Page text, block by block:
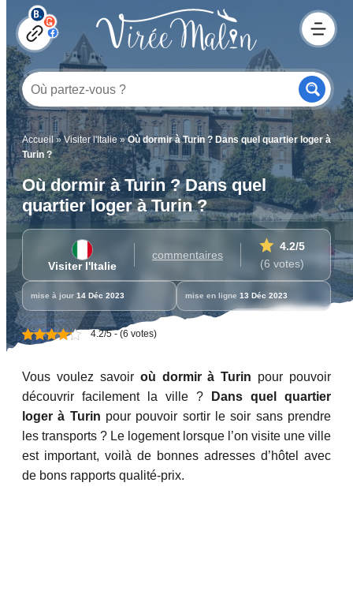
Accueil»Visiter l'Italie»Où dormir à Turin ? Dans quel quartier loger à
Turin ?
Où dormir à Turin ? Dans quel
quartier loger à Turin ?
Visiter l'Italie
commentaires
4.2/5
(6 votes)
mise à jour 14 Déc 2023 mise en ligne 13 Déc 2023
4.2/5 - (6 votes)
Vous voulez savoir où dormir à Turin pour pouvoir
découvrir facilement la ville ?
Dans quel quartier
loger à Turin pour pouvoir sortir le soir sans prendre
les transports ? Le logement lorsque l’on visite une ville
est important, voilà de bonnes adresses d’hôtel avec
de bons rapports qualité-prix.